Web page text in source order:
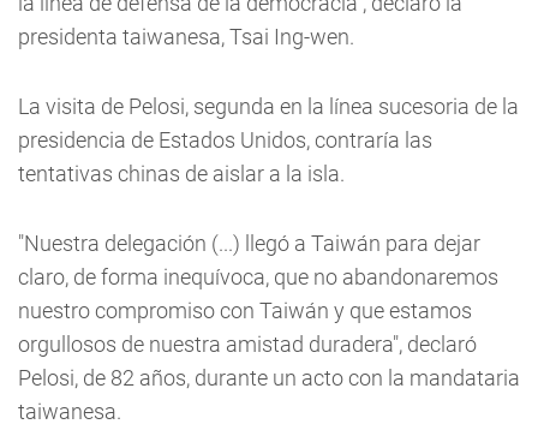
presidenta taiwanesa, Tsai Ing-wen.
La visita de Pelosi, segunda en la línea sucesoria de la
presidencia de Estados Unidos, contraría las
tentativas chinas de aislar a la isla.
"Nuestra delegación (...) llegó a Taiwán para dejar
claro, de forma inequívoca, que no abandonaremos
nuestro compromiso con Taiwán y que estamos
orgullosos de nuestra amistad duradera", declaró
Pelosi, de 82 años, durante un acto con la mandataria
taiwanesa.